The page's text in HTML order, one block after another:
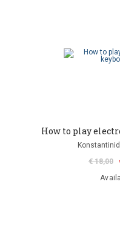
How to play
€ 18,00